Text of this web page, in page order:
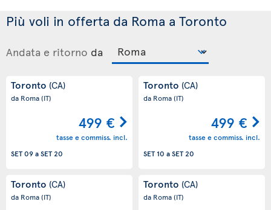
Più voli in offerta da Roma a Toronto
Andata e ritorno da
Toronto (CA)
da Roma(IT)
499 €
tasse e commiss. incl.
SET 09aSET 20
Toronto (CA)
da Roma(IT)
499 €
tasse e commiss. incl.
SET 10 aSET 20
Toronto (CA)
da Roma(IT)
Toronto (CA)
da Roma(IT)